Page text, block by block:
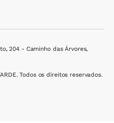
204 - Caminho das Árvores,
Todos os direitos reservados.